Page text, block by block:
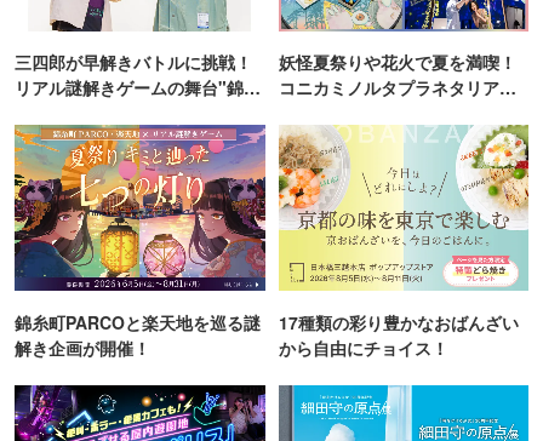
三四郎が早解きバトルに挑戦！
リアル謎解きゲームの舞台"錦糸
妖怪夏祭りや花火で夏を満喫！
コニカミノルタプラネタリア
錦糸町PARCOと楽天地を巡る謎
解き企画が開催！
17種類の彩り豊かなおばんざい
から自由にチョイス！